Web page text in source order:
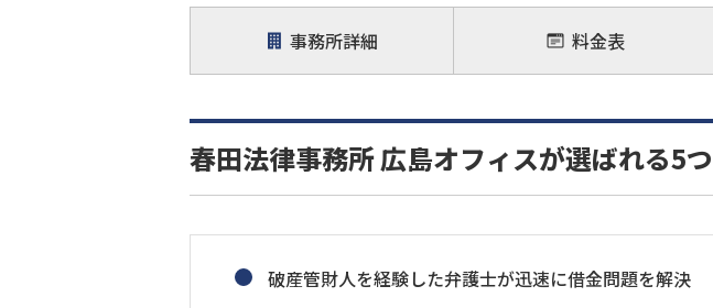
事務所詳細 料金表
春田法律事務所 広島オフィスが選ばれる5
破産管財人を経験した弁護士が迅速に借金問題を解決